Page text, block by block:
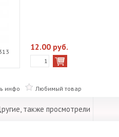
12.00 руб.
инфо Любимый товар
также просмотрели